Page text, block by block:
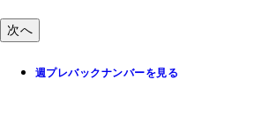
次へ
週プレバックナンバーを見る